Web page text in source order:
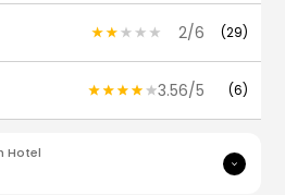
2/6 (29)
3.56/5 (6)
Hotel